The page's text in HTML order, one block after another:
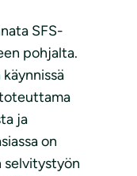
SFS-
pohjalta.
ja
on
selvitystyön